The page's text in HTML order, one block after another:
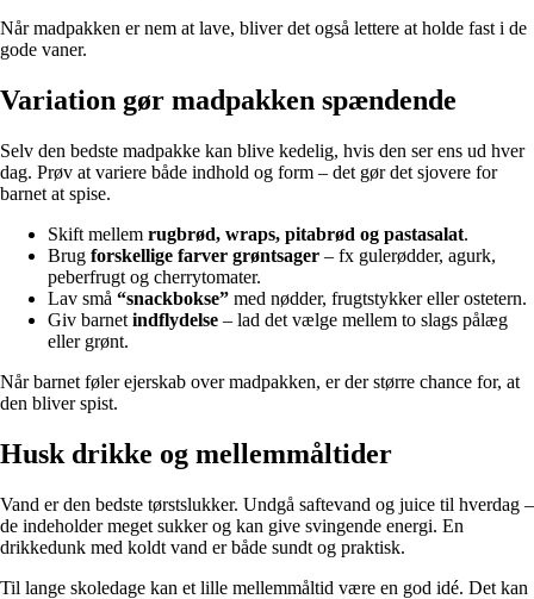
Når madpakken er nem at lave, bliver det også lettere at holde fast i de
gode vaner.
Variation gør madpakken spændende
Selv den bedste madpakke kan blive kedelig, hvis den ser ens ud hver
dag. Prøv at variere både indhold og form – det gør det sjovere for
barnet at spise.
Skift mellem rugbrød, wraps, pitabrød og pastasalat.
Brug forskellige farver grøntsager – fx gulerødder, agurk,
peberfrugt og cherrytomater.
Lav små “snackbokse” med nødder, frugtstykker eller ostetern.
Giv barnet indflydelse – lad det vælge mellem to slags pålæg
eller grønt.
Når barnet føler ejerskab over madpakken, er der større chance for, at
den bliver spist.
Husk drikke og mellemmåltider
Vand er den bedste tørstslukker. Undgå saftevand og juice til hverdag –
de indeholder meget sukker og kan give svingende energi. En
drikkedunk med koldt vand er både sundt og praktisk.
Til lange skoledage kan et lille mellemmåltid være en god idé. Det kan